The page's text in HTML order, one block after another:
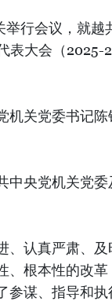
行会议，就越
表大会（2025-
机关党委书记
中央党机关党
、认真严肃、
根本性的改革
谋、指导和执